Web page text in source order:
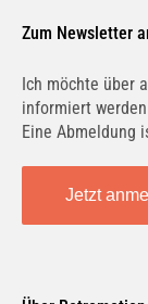
Zum Newsletter
Ich möchte über
informiert
Eine Abmeldung
Jetzt